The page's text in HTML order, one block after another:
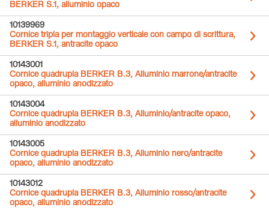
BERKER S.1, alluminio opaco
10139969
Cornice tripla per montaggio verticale con campo di scrittura,
BERKER S.1, antracite opaco
10143001
Cornice quadrupla BERKER B.3, Alluminio marrone/antracite
opaco, alluminio anodizzato
10143004
Cornice quadrupla BERKER B.3, Alluminio/antracite opaco,
alluminio anodizzato
10143005
Cornice quadrupla BERKER B.3, Alluminio nero/antracite
opaco, alluminio anodizzato
10143012
Cornice quadrupla BERKER B.3, Alluminio rosso/antracite
opaco, alluminio anodizzato